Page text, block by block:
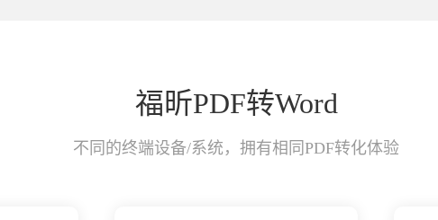
福昕PDF转Word
不同的终端设备/系统，拥有相同PDF转化体验